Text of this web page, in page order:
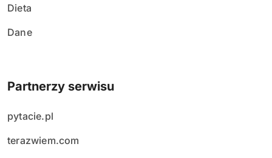
Dieta
Dane
Partnerzy serwisu
pytacie.pl
terazwiem.com